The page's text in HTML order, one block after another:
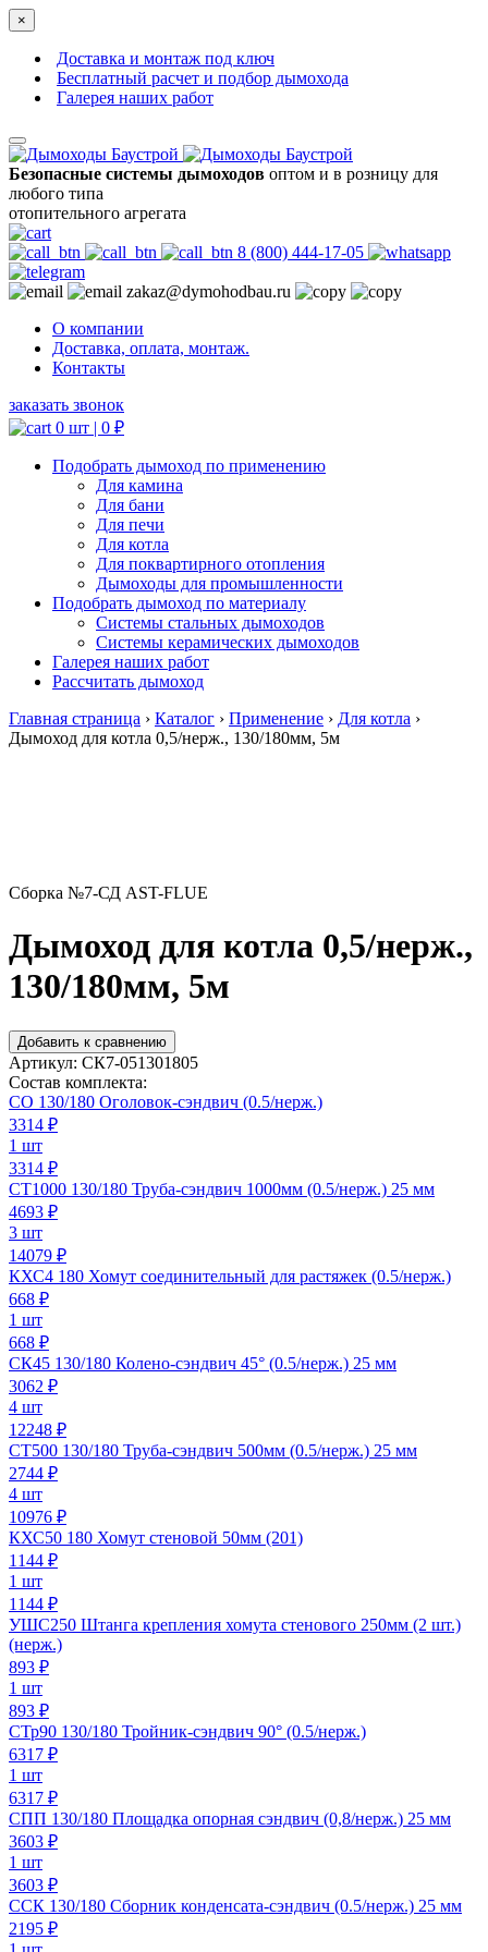
×
Доставка и монтаж под ключ
Бесплатный расчет и подбор дымохода
Галерея наших работ
Безопасные системы дымоходов оптом и в розницу для
любого типа
отопительного агрегата
8 (800) 444-17-05
zakaz@dymohodbau.ru
О компании
Доставка, оплата, монтаж.
Контакты
заказать звонок
0 шт | 0 ₽
Подобрать дымоход по применению
Для камина
Для бани
Для печи
Для котла
Для поквартирного отопления
Дымоходы для промышленности
Подобрать дымоход по материалу
Системы стальных дымоходов
Системы керамических дымоходов
Галерея наших работ
Рассчитать дымоход
Главная страница › Каталог › Применение › Для котла ›
Дымоход для котла 0,5/нерж., 130/180мм, 5м
Сборка №7-СД AST-FLUE
Дымоход для котла 0,5/нерж.,
130/180мм, 5м
Добавить к сравнению
Артикул: СК7-051301805
Состав комплекта:
СО 130/180 Оголовок-сэндвич (0.5/нерж.)
3314 ₽
1 шт
3314 ₽
СТ1000 130/180 Труба-сэндвич 1000мм (0.5/нерж.) 25 мм
4693 ₽
3 шт
14079 ₽
КХС4 180 Хомут соединительный для растяжек (0.5/нерж.)
668 ₽
1 шт
668 ₽
СК45 130/180 Колено-сэндвич 45° (0.5/нерж.) 25 мм
3062 ₽
4 шт
12248 ₽
СТ500 130/180 Труба-сэндвич 500мм (0.5/нерж.) 25 мм
2744 ₽
4 шт
10976 ₽
КХС50 180 Хомут стеновой 50мм (201)
1144 ₽
1 шт
1144 ₽
УШС250 Штанга крепления хомута стенового 250мм (2 шт.)
(нерж.)
893 ₽
1 шт
893 ₽
СТр90 130/180 Тройник-сэндвич 90° (0.5/нерж.)
6317 ₽
1 шт
6317 ₽
СПП 130/180 Площадка опорная сэндвич (0,8/нерж.) 25 мм
3603 ₽
1 шт
3603 ₽
ССК 130/180 Сборник конденсата-сэндвич (0.5/нерж.) 25 мм
2195 ₽